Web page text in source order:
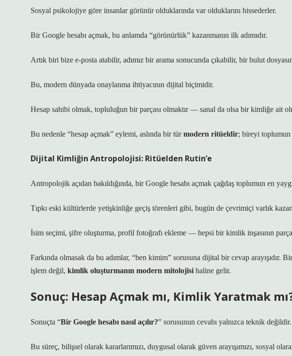
Sosyal psikolojiye göre insanlar görünür olduklarında var olduklarını hissederler.
Bir Google hesabı açmak, bu anlamda “görünürlük” kazanmanın ilk adımıdır.
Artık biri bize e-posta atabilir, adımız bir arama sonucunda çıkabilir, bir bulut
Bu, modern dünyada onaylanma ihtiyacının dijital biçimidir.
Hesap sahibi olmak, topluluğun bir parçası olmaktır — sanal da olsa bir kimliğe ait
Bu nedenle “hesap açmak” eylemi, aslında bir türmodern ritüeldir; bireyi
Dijital Kimliğin Antropolojisi: Ritüelden Rutin’e
Antropolojik açıdan bakıldığında, bir Google hesabı açmak çağdaş toplumun en
Tıpkı eski kültürlerde yetişkinliğe geçiş törenleri gibi, bugün de çevrimiçi varlık
İsim seçimi, şifre oluşturma, profil fotoğrafı ekleme — hepsi bir kimlik inşasının
Farkında olmasak da bu adımlar, “ben kimim” sorusuna dijital bir cevap arayışıdır.
işlem değil, kimlik oluşturmanın modern mitolojisi haline gelir.
Sonuç: Hesap Açmak mı, Kimlik Yaratmak
Sonuçta “Bir Google hesabı nasıl açılır?” sorusunun cevabı yalnızca teknik değildir.
Bu süreç, bilişsel olarak kararlarımızı, duygusal olarak güven arayışımızı, sosyal